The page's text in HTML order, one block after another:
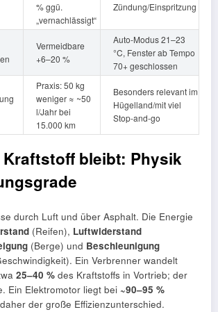
% ggü.
„vernachlässigt“
Zündung/Einspritzung
Vermeidbare
+6–20 %
Auto-Modus 21–23
°C, Fenster ab Tempo
70+ geschlossen
Praxis: 50 kg
weniger ≈ ~50
l/Jahr bei
15.000 km
Besonders relevant im
Hügelland/mit viel
Stop-and-go
Kraftstoff bleibt: Physik
durch Luft und über Asphalt. Die Energie
(Reifen), Luftwiderstand
(Berge) und Beschleunigung
Ein Verbrenner wandelt
25–40 % des Kraftstoffs in Vortrieb; der
Ein Elektromotor liegt bei ~90–95 %
der große Effizienzunterschied.